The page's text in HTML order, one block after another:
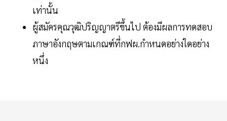
เท่านั้น
ผู้สมัครคุณวุฒิปริญญาตรีขึ้นไป ต้องมีผลการทดสอบ
ภาษาอังกฤษตามเกณฑ์ที่กฟผ.กำหนดอย่างใดอย่าง
หนึ่ง